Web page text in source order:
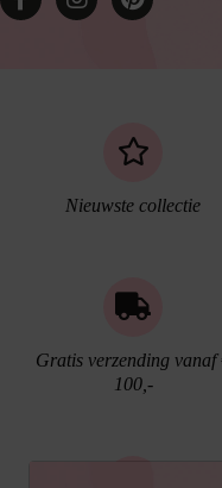
Nieuwste collectie
Gratis verzending vanaf
100,-